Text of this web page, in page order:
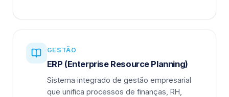
GESTÃO
ERP (Enterprise Resource Planning)
Sistema integrado de gestão empresarial
que unifica processos de finanças, RH,